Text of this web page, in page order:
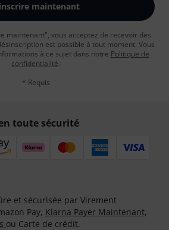
maintenant
maintenant", vous acceptez de recevoir des
est possible à tout moment. Vous
à ce sujet dans notre Politique de
confidentialité.
* Requis
toute sécurité
et sécurisée par Virement
Pay, Klarna Payer Maintenant,
ou Carte de crédit.